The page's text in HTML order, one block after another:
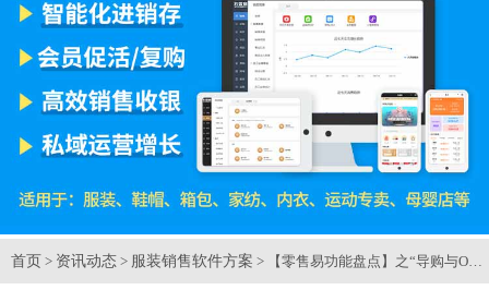
首页 > 资讯动态 > 服装销售软件方案 > 【零售易功能盘点】之“导购与